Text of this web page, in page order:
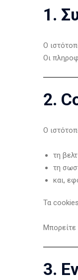
1.
Ο
Οι
2.
Ο
τη
τη
και,
Τα
Μπορείτε
3.